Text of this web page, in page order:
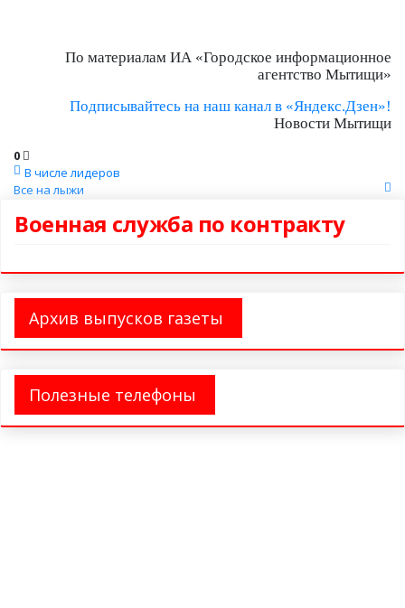
По материалам ИА «Городское информационное
агентство Мытищи»
Подписывайтесь на наш канал в «Яндекс.Дзен»!
Новости Мытищи
0
В числе лидеров
Все на лыжи
Военная служба по контракту
Архив выпусков газеты
Полезные телефоны